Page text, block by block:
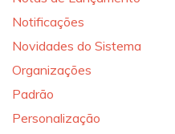
Notificações
Novidades do Sistema
Organizações
Padrão
Personalização